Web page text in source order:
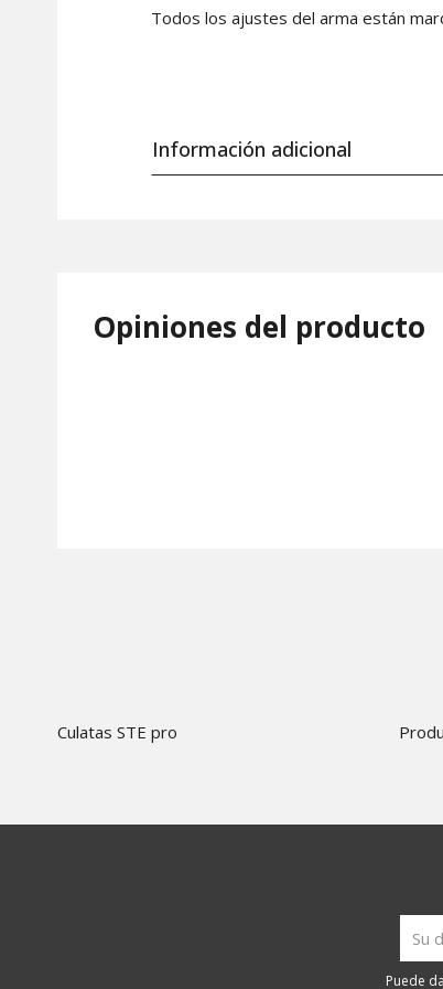
Todos los ajustes del arma están
Información adicional
Opiniones del producto
Culatas STE pro
Puede